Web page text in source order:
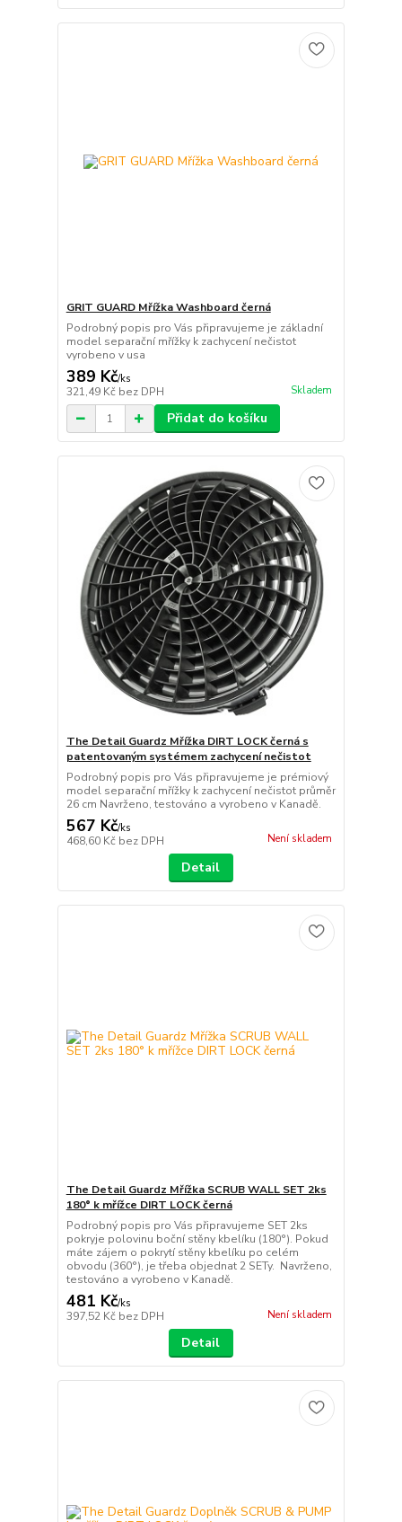
GRIT GUARD Mřížka Washboard černá
Podrobný popis pro Vás připravujeme je základní
model separační mřížky k zachycení nečistot
vyrobeno v usa
389 Kč/ks
321,49 Kč bez DPH Skladem
Přidat do košíku
The Detail Guardz Mřížka DIRT LOCK černá s
patentovaným systémem zachycení nečistot
Podrobný popis pro Vás připravujeme je prémiový
model separační mřížky k zachycení nečistot průměr
26 cm Navrženo, testováno a vyrobeno v Kanadě.
567 Kč/ks
468,60 Kč bez DPH Není skladem
Detail
The Detail Guardz Mřížka SCRUB WALL SET 2ks
180° k mřížce DIRT LOCK černá
Podrobný popis pro Vás připravujeme SET 2ks
pokryje polovinu boční stěny kbelíku (180°). Pokud
máte zájem o pokrytí stěny kbelíku po celém
obvodu (360°), je třeba objednat 2 SETy. Navrženo,
testováno a vyrobeno v Kanadě.
481 Kč/ks
397,52 Kč bez DPH Není skladem
Detail